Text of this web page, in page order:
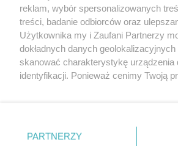
Zaloguj
Zapomniałem hasła
Copyright © 2022 Kurier
reklam, wybór spersonalizowanych
treści, badanie odbiorców oraz
Użytkownika my i Zaufani Partnerzy
dokładnych danych
skanować charakterystykę urządzenia
identyfikacji. Ponieważ cenimy Twoją
prywatności znajdujący się w lewym
. Niektóre rodzaje przetwarzania
PARTNERZY